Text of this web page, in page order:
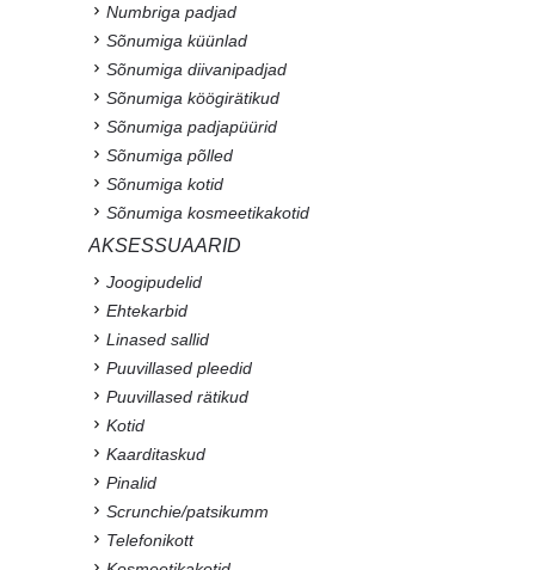
Numbriga padjad
Sõnumiga küünlad
Sõnumiga diivanipadjad
Sõnumiga köögirätikud
Sõnumiga padjapüürid
Sõnumiga põlled
Sõnumiga kotid
Sõnumiga kosmeetikakotid
AKSESSUAARID
Joogipudelid
Ehtekarbid
Linased sallid
Puuvillased pleedid
Puuvillased rätikud
Kotid
Kaarditaskud
Pinalid
Scrunchie/patsikumm
Telefonikott